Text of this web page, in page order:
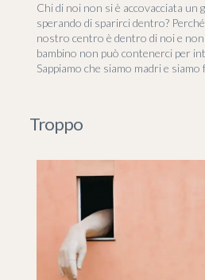
Chi di noi non si è accovacciata un
sperando di sparirci dentro?
nostro centro è dentro di noi e
bambino non può contenerci per
Sappiamo che siamo madri e
Troppo